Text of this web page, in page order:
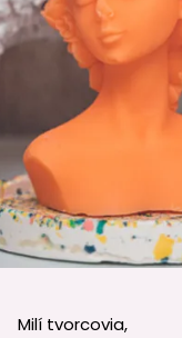
Milí tvorcovia,